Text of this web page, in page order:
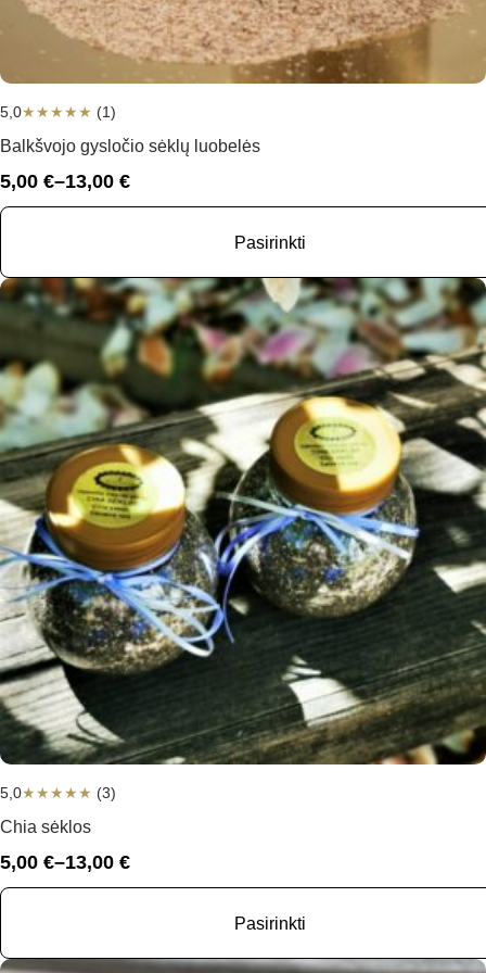
5,0★★★★★ (1)
Balkšvojo gysločio sėklų luobelės
5,00 €–13,00 €
Price
range:
13,00 €
Pasirinkti
5,0★★★★★ (3)
Chia sėklos
5,00 €–13,00 €
Price
range:
13,00 €
Pasirinkti